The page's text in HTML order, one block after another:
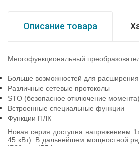
Описание товара
Многофункциональный
Больше возможностей для
Различные сетевые протоколы
STO (безопасное отключение момента)
Встроенные специальные функции
Функции ПЛК
Новая серия доступна напряжением
45 кВт). В дальнейшем мощностной